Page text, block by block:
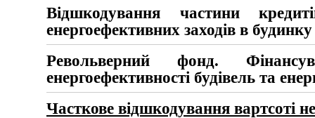
Відшкодування частини
енергоефективних заходів в будинку
Револьверний фонд.
енергоефективності будівель та
Часткове відшкодування вартсоті